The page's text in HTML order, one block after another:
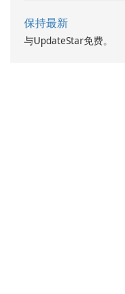
保持最新
与UpdateStar免费。